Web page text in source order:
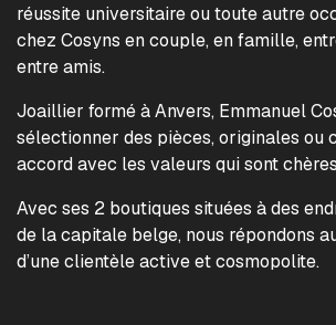
réussite universitaire ou toute autre
chez Cosyns en couple, en famille,
entre amis.
Joaillier formé à Anvers, Emmanuel
sélectionner des pièces, originales ou
accord avec les valeurs qui sont
Avec ses 2 boutiques situées à des
de la capitale belge, nous répondons
d’une clientèle active et cosmopolite.